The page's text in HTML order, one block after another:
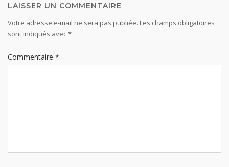
LAISSER UN COMMENTAIRE
Votre adresse e-mail ne sera pas publiée. Les champs obligatoires
sont indiqués avec*
Commentaire *